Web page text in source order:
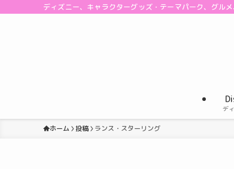
ディズニー、キャラクターグッズ・テーマパーク、グル
デ
ホーム 投稿 ランス・スターリング